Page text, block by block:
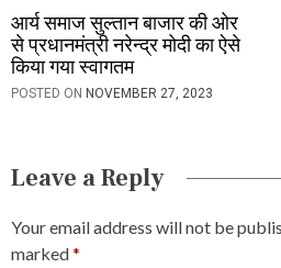
आर्य समाज सुल्तान बाजार की ओर
से प्रधानमंत्री नरेन्द्र मोदी का ऐसे
किया गया स्वागतम
POSTED ON NOVEMBER 27, 2023
Leave a Reply
Your email address will not be
marked*